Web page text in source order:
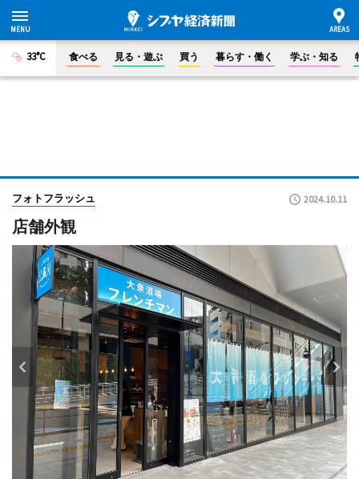
33°C 食べる 見る・遊ぶ 買う 暮らす・働く 学ぶ・知る
フォトフラッシュ 2024.10.11
店舗外観